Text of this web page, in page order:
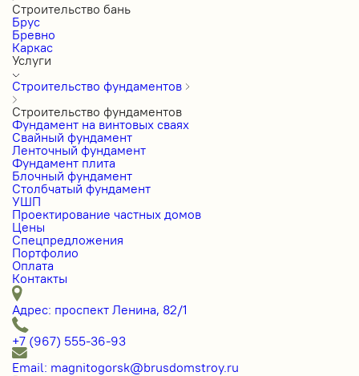
Строительство бань
Брус
Бревно
Каркас
Услуги
Строительство фундаментов
Строительство фундаментов
Фундамент на винтовых сваях
Свайный фундамент
Ленточный фундамент
Фундамент плита
Блочный фундамент
Столбчатый фундамент
УШП
Проектирование частных домов
Цены
Спецпредложения
Портфолио
Оплата
Контакты
Адрес: проспект Ленина, 82/1
+7 (967) 555-36-93
Email: magnitogorsk@brusdomstroy.ru